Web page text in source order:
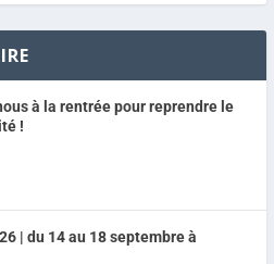
à la rentrée pour reprendre le
!
| du 14 au 18 septembre à